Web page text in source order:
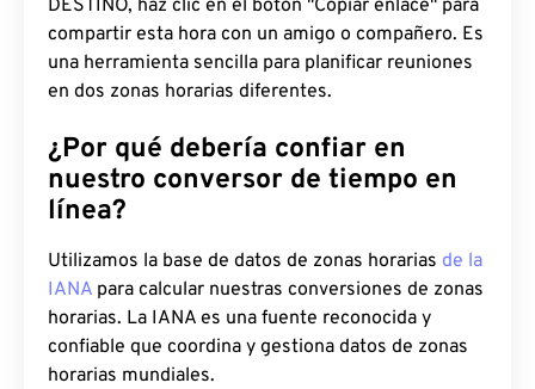
DESTINO, haz clic en el botón "Copiar enlace" para
compartir esta hora con un amigo o compañero. Es
una herramienta sencilla para planificar reuniones
en dos zonas horarias diferentes.
¿Por qué debería confiar en
nuestro conversor de tiempo en
línea?
Utilizamos la base de datos de zonas horarias de la
IANA para calcular nuestras conversiones de zonas
horarias. La IANA es una fuente reconocida y
confiable que coordina y gestiona datos de zonas
horarias mundiales.